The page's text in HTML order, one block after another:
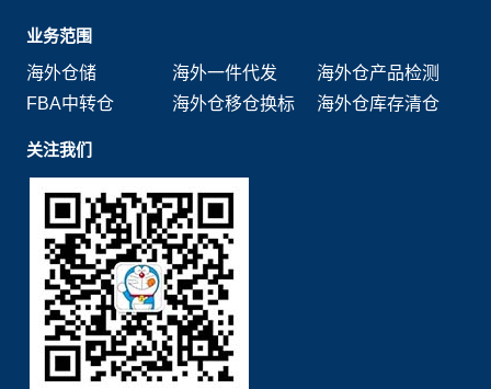
业务范围
海外仓储
海外一件代发
海外仓产品检测
FBA中转仓
海外仓移仓换标 海外仓库存清仓
关注我们